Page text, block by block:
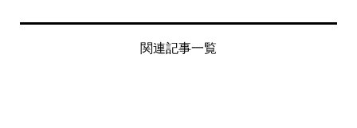
関連記事一覧